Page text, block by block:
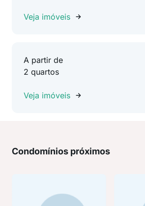
Veja imóveis
A partir de
2 quartos
Veja imóveis
Condomínios próximos